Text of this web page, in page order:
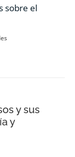
sobre el
y sus
y